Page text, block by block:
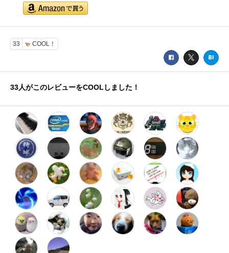
33 COOL！
33人がこのレビューをCOOLしました！